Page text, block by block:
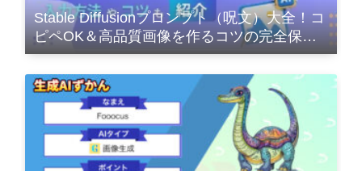
Stable Diffusionプロンプト（呪文）大全！コ
ピペOK＆高品質画像を作るコツの完全保存
版